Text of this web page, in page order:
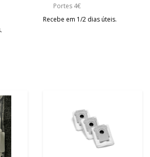
Portes 4€
Recebe em 1/2 dias úteis.